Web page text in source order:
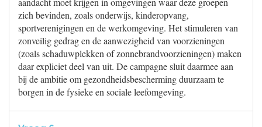
zich bevinden, zoals onderwijs, kinderopvang,
sportverenigingen en de werkomgeving. Het stimuleren van
zonveilig gedrag en de aanwezigheid van voorzieningen
(zoals schaduwplekken of zonnebrandvoorzieningen) maken
daar expliciet deel van uit. De campagne sluit daarmee aan
bij de ambitie om gezondheidsbescherming duurzaam te
borgen in de fysieke en sociale leefomgeving.